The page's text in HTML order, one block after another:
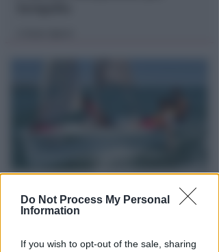
Do Not Process My Personal
Information
If you wish to opt-out of the sale, sharing
Numeri in forte crescita per la
Rimini